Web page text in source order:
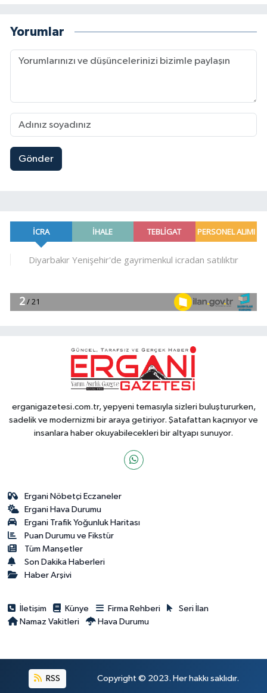
Yorumlar
Gönder
erganigazetesi.com.tr, yepyeni temasıyla sizleri buluştururken,
sadelik ve modernizmi bir araya getiriyor. Şatafattan kaçınıyor ve
insanlara haber okuyabilecekleri bir altyapı sunuyor.
Ergani Nöbetçi Eczaneler
Ergani Hava Durumu
Ergani Trafik Yoğunluk Haritası
Puan Durumu ve Fikstür
Tüm Manşetler
Son Dakika Haberleri
Haber Arşivi
İletişim Künye Firma Rehberi
Seri İlan
Namaz Vakitleri
Hava Durumu
RSS Copyright © 2023. Her hakkı saklıdır.